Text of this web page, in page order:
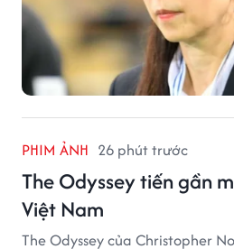
PHIM ẢNH 26 phút trước
The Odyssey tiến gần
Việt Nam
The Odyssey của Christopher